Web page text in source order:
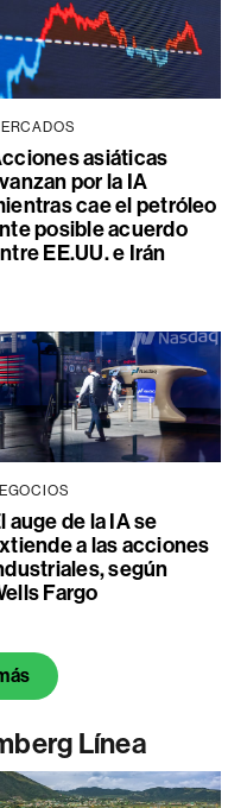
asiáticas
por la IA
cae el petróleo
posible acuerdo
EE.UU. e Irán
auge de la IA se
a las acciones
según
Fargo
Línea